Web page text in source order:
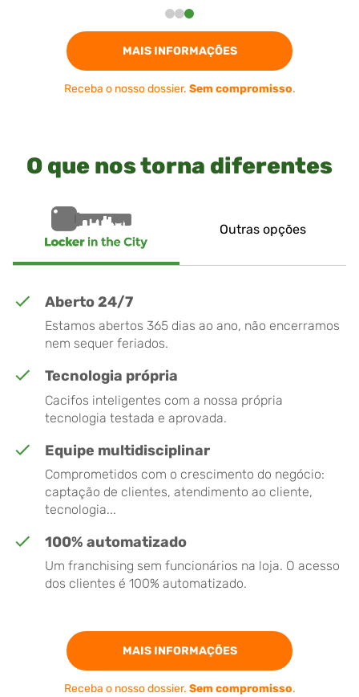
MAIS INFORMAÇÕES
Receba o nosso dossier. Sem compromisso.
O que nos torna diferentes
Outras opções
Aberto 24/7
Estamos abertos 365 dias ao ano, não encerramos
nem sequer feriados.
Tecnologia própria
Cacifos inteligentes com a nossa própria
tecnologia testada e aprovada.
Equipe multidisciplinar
Comprometidos com o crescimento do negócio:
captação de clientes, atendimento ao cliente,
tecnologia...
100% automatizado
Um franchising sem funcionários na loja. O acesso
dos clientes é 100% automatizado.
MAIS INFORMAÇÕES
Receba o nosso dossier. Sem compromisso.